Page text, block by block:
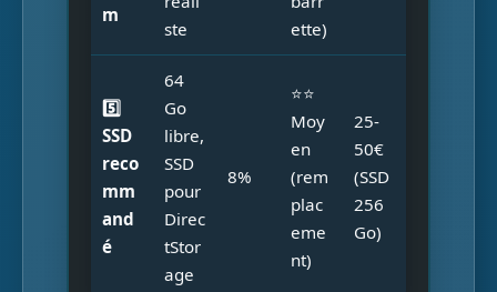
m
ste
ette)
5️⃣
SSD
reco
mm
and
é
64
Go
libre,
SSD
pour
Direc
tStor
age
8%
⭐⭐
Moy
en
(rem
plac
eme
nt)
25-
50€
(SSD
256
Go)